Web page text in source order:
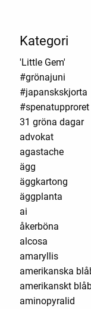
Kategori
'Little Gem'
#grönajuni
#japanskskjorta
#spenatupproret
31 gröna dagar
advokat
agastache
ägg
äggkartong
äggplanta
ai
åkerböna
alcosa
amaryllis
amerikanska
amerikanskt
aminopyralid